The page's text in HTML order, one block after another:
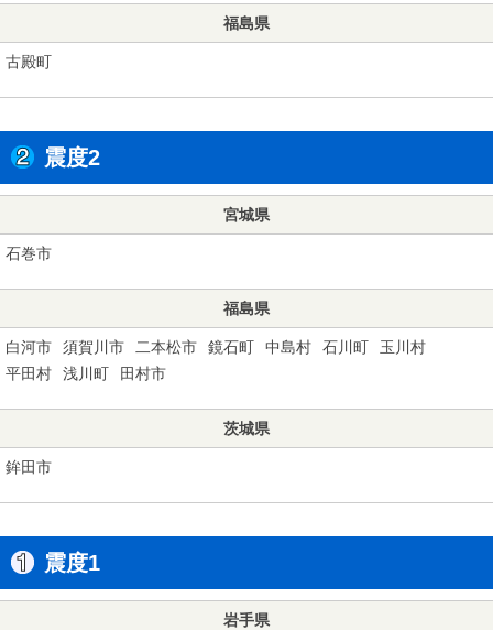
福島県
古殿町
震度2
宮城県
石巻市
福島県
白河市 須賀川市 二本松市 鏡石町 中島村 石川町
玉川村
平田村
浅川町 田村市
茨城県
鉾田市
震度1
岩手県